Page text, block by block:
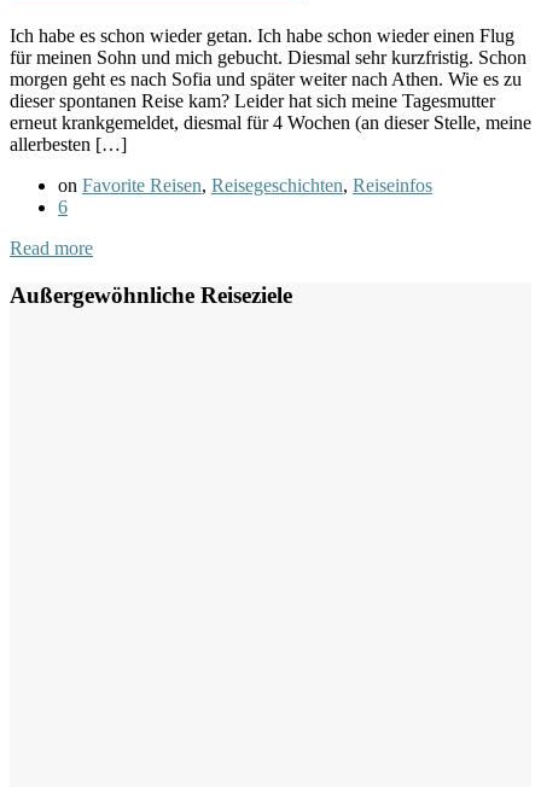
Ich habe es schon wieder getan. Ich habe schon wieder einen Flug
für meinen Sohn und mich gebucht. Diesmal sehr kurzfristig. Schon
morgen geht es nach Sofia und später weiter nach Athen. Wie es zu
dieser spontanen Reise kam? Leider hat sich meine Tagesmutter
erneut krankgemeldet, diesmal für 4 Wochen (an dieser Stelle, meine
allerbesten […]
on Favorite Reisen, Reisegeschichten, Reiseinfos
6
Read more
Außergewöhnliche Reiseziele